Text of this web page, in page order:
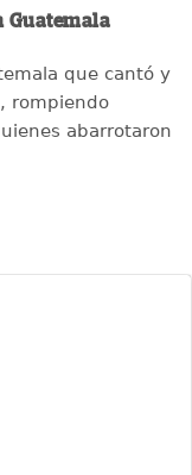
Guatemala
que cantó y
rompiendo
abarrotaron